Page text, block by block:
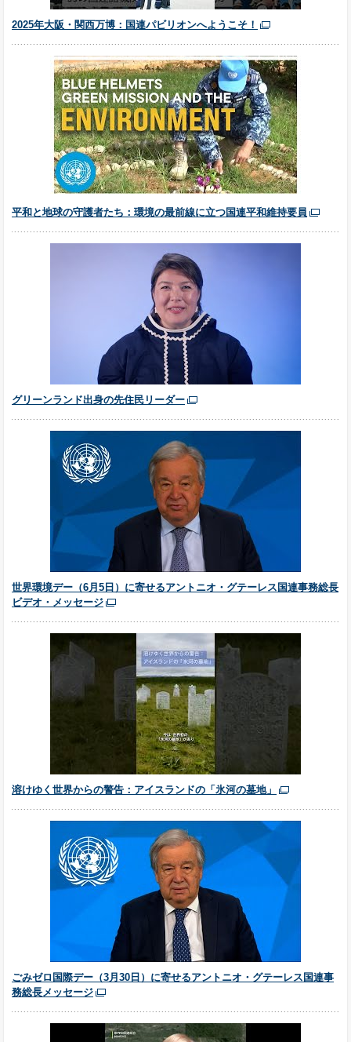
2025年大阪・関西万博：国連パビリオンへようこそ！
平和と地球の守護者たち：環境の最前線に立つ国連平和維持要員
グリーンランド出身の先住民リーダー
世界環境デー（6月5日）に寄せるアントニオ・グテーレス国連事務総長
ビデオ・メッセージ
溶けゆく世界からの警告：アイスランドの「氷河の墓地」
ごみゼロ国際デー（3月30日）に寄せるアントニオ・グテーレス国連事
務総長メッセージ